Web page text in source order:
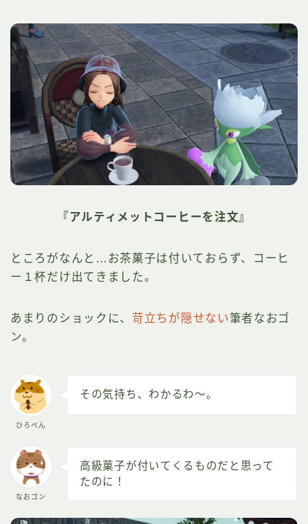
『アルティメットコーヒーを注文』
ところがなんと…お茶菓子は付いておらず、コーヒ
ー１杯だけ出てきました。
あまりのショックに、 苛立ちが隠せない筆者なおゴ
ン。
ひろぺん
その気持ち、わかるわ～。
なおゴン
高級菓子が付いてくるものだと思って
たのに！